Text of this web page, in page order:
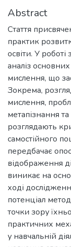
Abstract
Стаття
практик
освіти. У
аналіз
мислення, що
Зокрема,
мислення,
метапізнання
розглядають
самостійного
передбачає
відображення
виникає на
ході
потенціал
точки зору
практичних
у навчальній